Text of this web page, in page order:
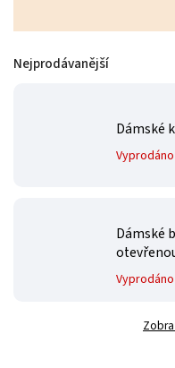
Nejprodávanější
Dámské
Vyprodáno
Dámské
Vyprodáno